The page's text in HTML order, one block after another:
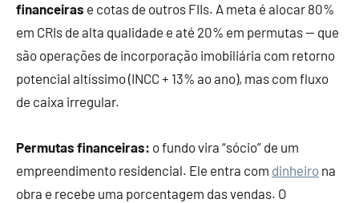
financeiras e cotas de outros FIIs. A meta é alocar 80%
em CRIs de alta qualidade e até 20% em permutas — que
são operações de incorporação imobiliária com retorno
potencial altíssimo (INCC + 13% ao ano), mas com fluxo
de caixa irregular.
Permutas financeiras: o fundo vira “sócio” de um
empreendimento residencial. Ele entra com dinheiro na
obra e recebe uma porcentagem das vendas. O